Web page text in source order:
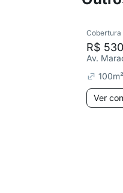
Cobertura
R$
Av.
100m²
Ver